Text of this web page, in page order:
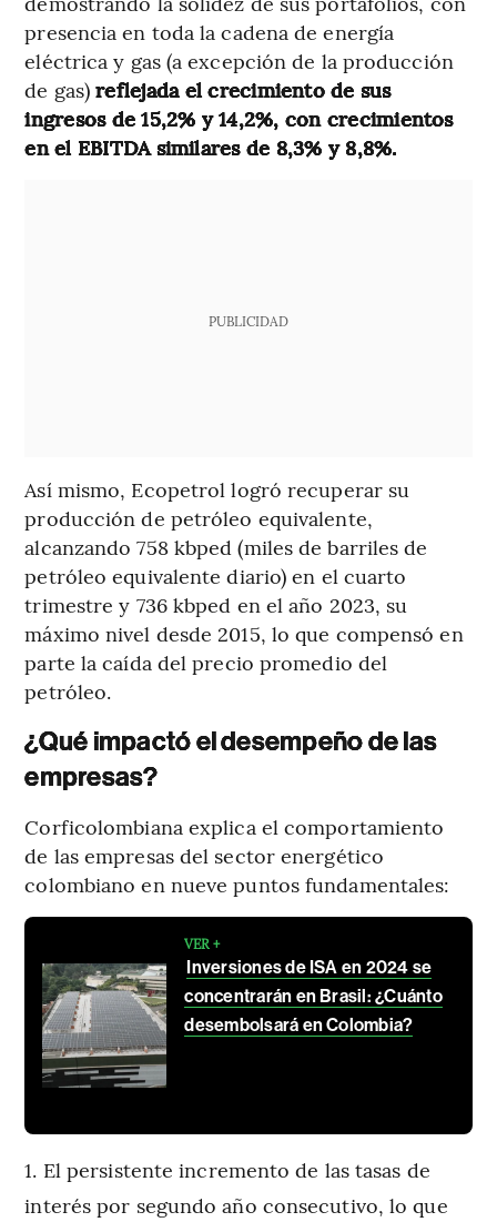
presencia en toda la cadena de energía
eléctrica y gas (a excepción de la producción
de gas)reflejada el crecimiento de sus
ingresos de 15,2% y 14,2%, con crecimientos
en el EBITDA similares de 8,3% y 8,8%.
PUBLICIDAD
Así mismo, Ecopetrol logró recuperar su
producción de petróleo equivalente,
alcanzando 758 kbped (miles de barriles de
petróleo equivalente diario) en el cuarto
trimestre y 736 kbped en el año 2023, su
máximo nivel desde 2015, lo que compensó en
parte la caída del precio promedio del
petróleo.
¿Qué impactó el desempeño de las
empresas?
Corficolombiana explica el comportamiento
de las empresas del sector energético
colombiano en nueve puntos fundamentales:
VER +
Inversiones de ISA en 2024 se
concentrarán en Brasil: ¿Cuánto
desembolsará en Colombia?
El persistente incremento de las tasas de
interés por segundo año consecutivo, lo que